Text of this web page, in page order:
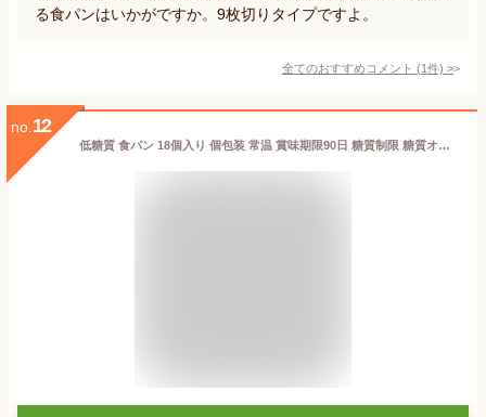
る食パンはいかがですか。9枚切りタイプですよ。
全てのおすすめコメント (1件) >
no. 12
低糖質 食パン 18個入り 個包装 常温 賞味期限90日 糖質制限 糖質オフ ブランパン ロカボ 低カ ロリー ダイエット食品 キクイモ イヌリン 糖質カット 減量 (低糖質 食パン 約18個入り 850g（賞味期限3ヶ月）)